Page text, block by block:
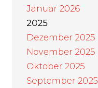
Januar 2026
2025
Dezember 2025
November 2025
Oktober 2025
September 2025